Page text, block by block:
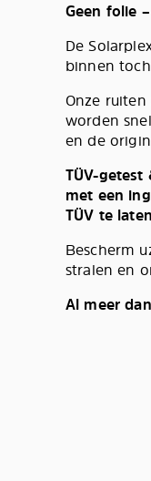
Geen folie
De
binnen
Onze
worden
en de
TÜV-
met een
TÜV te
Bescherm
stralen en
Al meer